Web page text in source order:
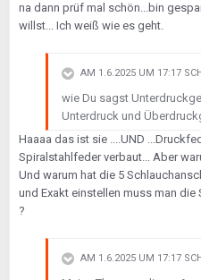
na dann prüf mal schön...bin
willst... Ich weiß wie es geht.
AM 1.6.2025 UM 17:17
wie Du sagst
Unterdruck und
Haaaa das ist sie ....UND
Spiralstahlfeder verbaut... Aber
Und warum hat die 5
und Exakt einstellen muss man
?
AM 1.6.2025 UM 17:17